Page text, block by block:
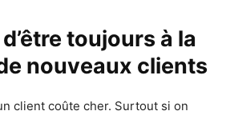
toujours à la
nouveaux clients
client coûte cher. Surtout si on